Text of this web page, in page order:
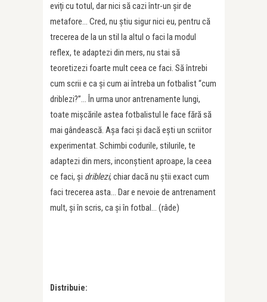
eviți cu totul, dar nici să cazi într-un șir de
metafore… Cred, nu știu sigur nici eu, pentru că
trecerea de la un stil la altul o faci la modul
reflex, te adaptezi din mers, nu stai să
teoretizezi foarte mult ceea ce faci. Să întrebi
cum scrii e ca și cum ai întreba un fotbalist “cum
driblezi?”… În urma unor antrenamente lungi,
toate mișcările astea fotbalistul le face fără să
mai gândească. Așa faci și dacă ești un scriitor
experimentat. Schimbi codurile, stilurile, te
adaptezi din mers, inconștient aproape, la ceea
ce faci, și driblezi, chiar dacă nu știi exact cum
faci trecerea asta… Dar e nevoie de antrenament
mult, și în scris, ca și în fotbal… (râde)
Distribuie: